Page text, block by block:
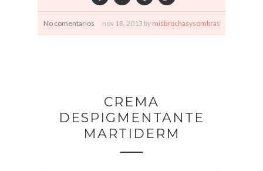
No comentarios nov 18, 2013 by misbrochasysombras
CREMA
DESPIGMENTANTE
MARTIDERM